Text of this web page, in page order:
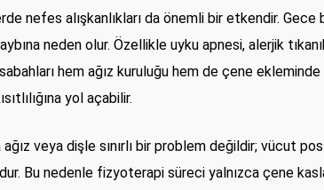
nefes alışkanlıkları da önemli bir etkendir.
neden olur. Özellikle uyku apnesi, alerjik
hem ağız kuruluğu hem de çene ekleminde
yol açabilir.
ağız veya dişle sınırlı bir problem değildir; vücut
Bu nedenle fizyoterapi süreci yalnızca çene